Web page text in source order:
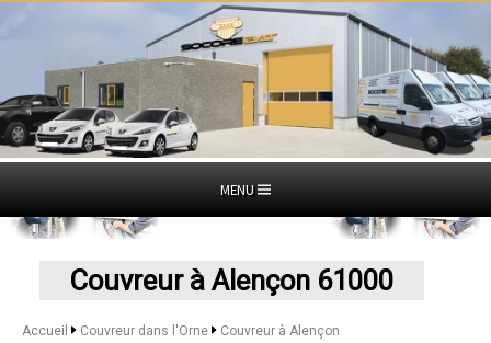
MENU
Couvreur à Alençon 61000
Accueil Couvreur dans l'Orne Couvreur à Alençon